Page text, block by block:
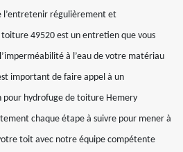
l’entretenir régulièrement et
49520 est un entretien que vous
à l’eau de votre matériau
important de faire appel à un
pour hydrofuge de toiture Hemery
chaque étape à suivre pour mener à
toit avec notre équipe compétente